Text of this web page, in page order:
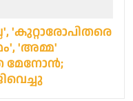
'കുറ്റാരോപിതരെ
'അമ്മ'
മേനോന്‍;